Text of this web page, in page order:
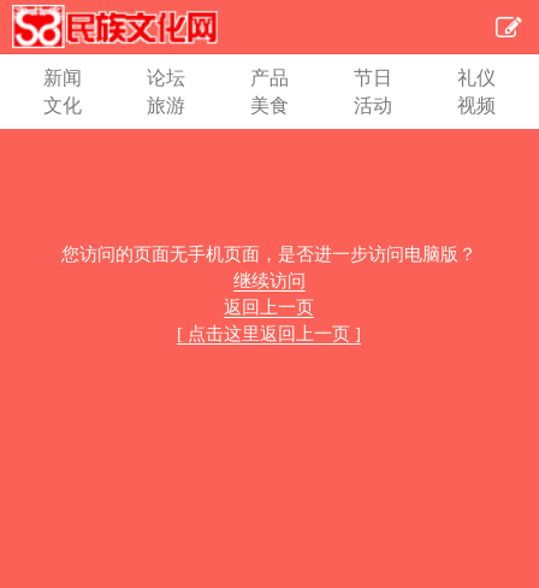
新闻 论坛 产品 节日
礼仪
文化
旅游 美食 活动 视频
您访问的页面无手机页面，是否进一步访问电脑版？
继续访问
返回上一页
[ 点击这里返回上一页 ]